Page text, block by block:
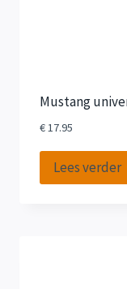
Mustang
€17.95
Lees verder